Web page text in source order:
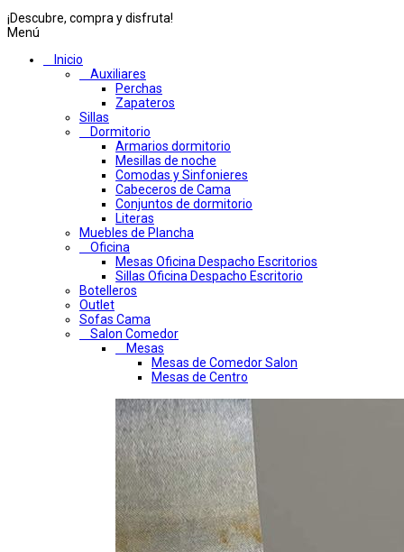
¡Descubre, compra y disfruta!
Menú
Inicio
Auxiliares
Perchas
Zapateros
Sillas
Dormitorio
Armarios dormitorio
Mesillas de noche
Comodas y Sinfonieres
Cabeceros de Cama
Conjuntos de dormitorio
Literas
Muebles de Plancha
Oficina
Mesas Oficina Despacho Escritorios
Sillas Oficina Despacho Escritorio
Botelleros
Outlet
Sofas Cama
Salon Comedor
Mesas
Mesas de Comedor Salon
Mesas de Centro